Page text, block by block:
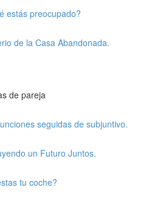
estás preocupado?
de la Casa Abandonada.
de pareja
seguidas de subjuntivo.
un Futuro Juntos.
tu coche?